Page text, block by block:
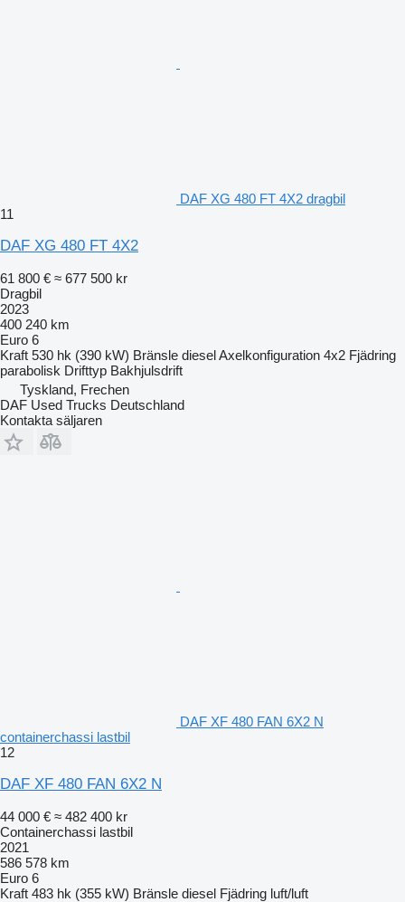
DAF XG 480 FT 4X2 dragbil
11
DAF XG 480 FT 4X2
61 800 € ≈ 677 500 kr
Dragbil
2023
400 240 km
Euro 6
Kraft 530 hk (390 kW) Bränsle dieselAxelkonfiguration 4x2 Fjädring
parabolisk Drifttyp Bakhjulsdrift
Tyskland, Frechen
DAF Used Trucks Deutschland
Kontakta säljaren
DAF XF 480 FAN 6X2 N
containerchassi lastbil
12
DAF XF 480 FAN 6X2 N
44 000 € ≈ 482 400 kr
Containerchassi lastbil
2021
586 578 km
Euro 6
Kraft 483 hk (355 kW) Bränsle diesel Fjädring luft/luft